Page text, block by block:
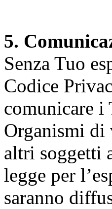
5.
Senza Tuo
Codice
comunicare
Organismi
altri soggetti
legge per
saranno